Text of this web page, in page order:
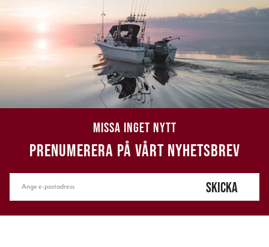
MISSA INGET NYTT
PRENUMERERA PÅ VÅRT NYHETSBREV
SKICKA